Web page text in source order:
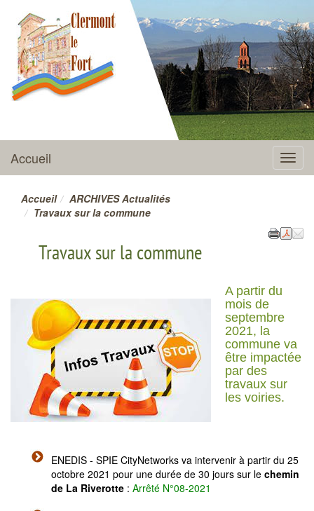
CLERMONT-LE-FORT
Menu
Accueil
Accueil
ARCHIVES Actualités
Travaux sur la commune
Travaux sur la commune
A partir du
mois de
septembre
2021, la
commune va
être impactée
par des
travaux sur
les voiries.
ENEDIS - SPIE CityNetworks va intervenir à partir du 25
octobre 2021 pour une durée de 30 jours sur le chemin
de La Riverotte : Arrêté N°08-2021